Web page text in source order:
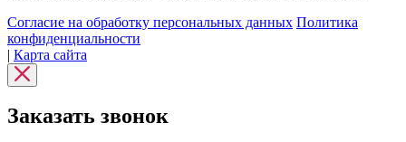
Согласие на обработку персональных данных Политика
конфиденциальности
| Карта сайта
Заказать звонок